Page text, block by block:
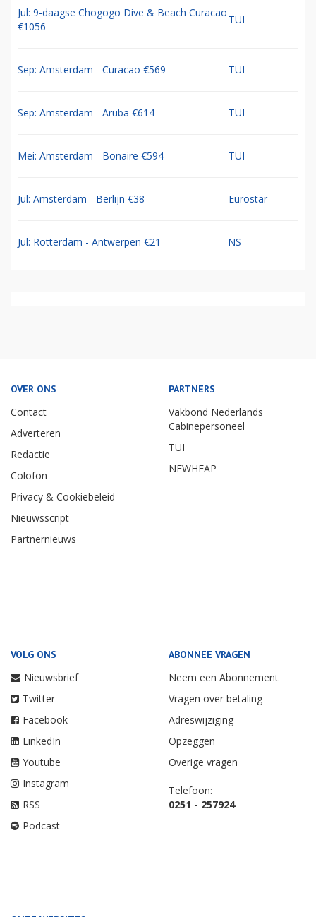
Jul: 9-daagse Chogogo Dive & Beach Curacao
€1056
TUI
Sep: Amsterdam - Curacao €569 TUI
Sep: Amsterdam - Aruba €614 TUI
Mei: Amsterdam - Bonaire €594 TUI
Jul: Amsterdam - Berlijn €38 Eurostar
Jul: Rotterdam - Antwerpen €21 NS
OVER ONS
Contact
Adverteren
Redactie
Colofon
Privacy & Cookiebeleid
Nieuwsscript
Partnernieuws
PARTNERS
Vakbond Nederlands
Cabinepersoneel
TUI
NEWHEAP
VOLG ONS
Nieuwsbrief
Twitter
Facebook
LinkedIn
Youtube
Instagram
RSS
Podcast
ABONNEE VRAGEN
Neem een Abonnement
Vragen over betaling
Adreswijziging
Opzeggen
Overige vragen
Telefoon:
0251 - 257924